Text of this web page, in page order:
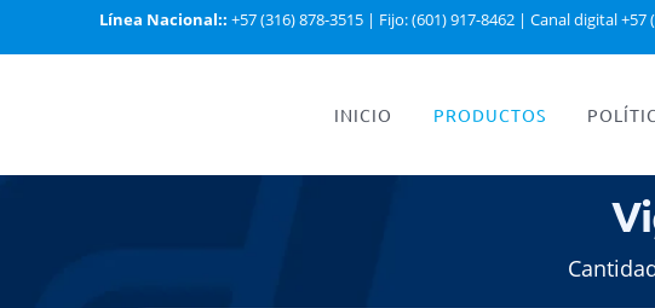
Línea Nacional:: +57 (316) 878-3515 | Fijo: (601) 917-8462 | Canal digital +57
INICIO PRODUCTOS